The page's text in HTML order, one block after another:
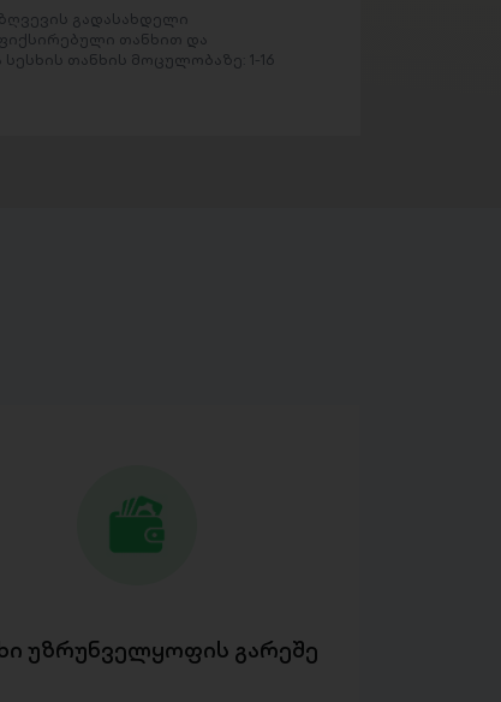
გადასახდელი
თანხით და
თანხის მოცულობაზე: 1-16
უზრუნველყოფის გარეშე